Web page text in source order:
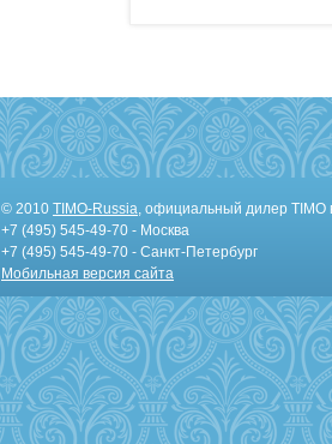
© 2010 TIMO-Russia, официальный дилер TIMO
+7 (495) 545-49-70 - Москва
+7 (495) 545-49-70 - Санкт-Петербург
Мобильная версия сайта